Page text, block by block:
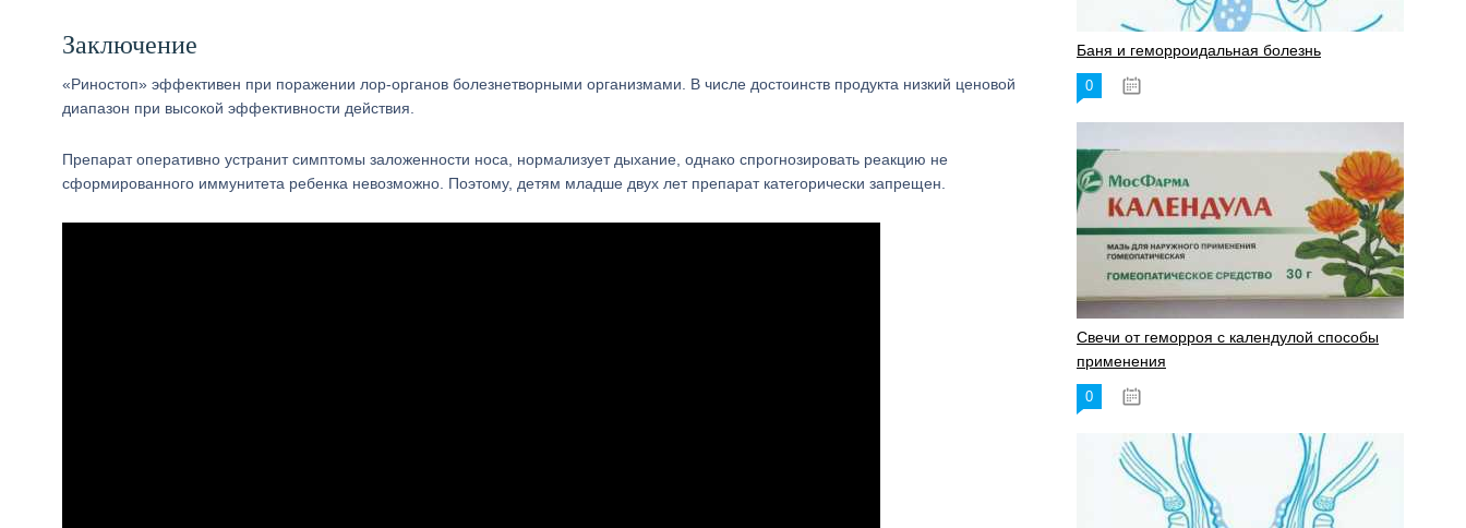
Заключение
«Риностоп» эффективен при поражении лор-органов болезнетворными организмами. В числе достоинств продукта низкий ценовой
диапазон при высокой эффективности действия.
Препарат оперативно устранит симптомы заложенности носа, нормализует дыхание, однако спрогнозировать реакцию не
сформированного иммунитета ребенка невозможно. Поэтому, детям младше двух лет препарат категорически запрещен.
Баня и геморроидальная болезнь
0
Свечи от геморроя с календулой способы
применения
0